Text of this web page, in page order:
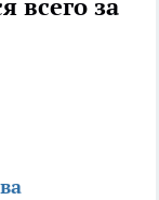
всего за